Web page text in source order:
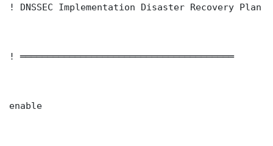
! DNSSEC Implementation Disaster Recovery
! ═══════════════════════════════════════
enable